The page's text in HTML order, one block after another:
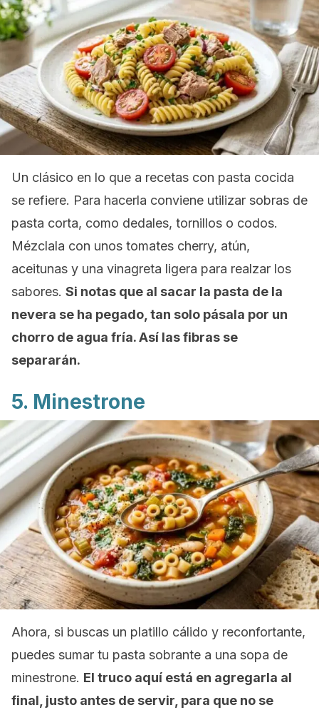
Un clásico en lo que a recetas con pasta cocida
se refiere. Para hacerla conviene utilizar sobras de
pasta corta, como dedales, tornillos o codos.
Mézclala con unos tomates cherry, atún,
aceitunas y una vinagreta ligera para realzar los
sabores. Si notas que al sacar la pasta de la
nevera se ha pegado, tan solo pásala por un
chorro de agua fría. Así las fibras se
separarán.
5. Minestrone
Ahora, si buscas un platillo cálido y reconfortante,
puedes sumar tu pasta sobrante a una sopa de
minestrone. El truco aquí está en agregarla al
final, justo antes de servir, para que no se